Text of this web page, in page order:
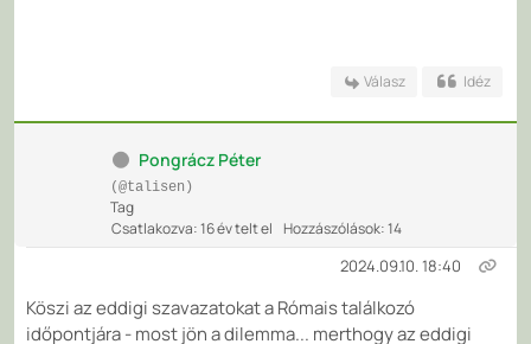
Válasz Idéz
Pongrácz Péter
(@talisen)
Tag
Csatlakozva: 16 év telt el Hozzászólások: 14
2024.09.10. 18:40
Köszi az eddigi szavazatokat a Rómais találkozó
időpontjára - most jön a dilemma... merthogy az eddigi